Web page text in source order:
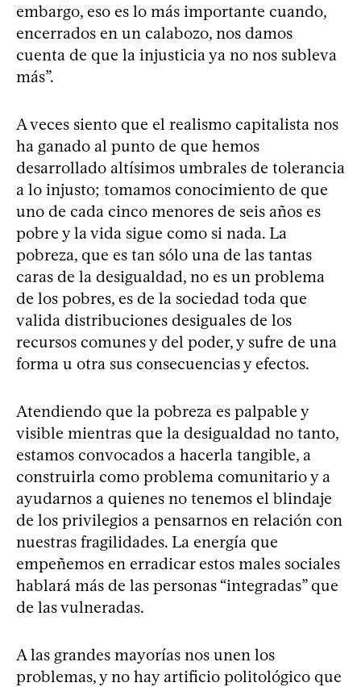
embargo, eso es lo más importante cuando,
encerrados en un calabozo, nos damos
cuenta de que la injusticia ya no nos subleva
más”.
A veces siento que el realismo capitalista nos
ha ganado al punto de que hemos
desarrollado altísimos umbrales de tolerancia
a lo injusto; tomamos conocimiento de que
uno de cada cinco menores de seis años es
pobre y la vida sigue como si nada. La
pobreza, que es tan sólo una de las tantas
caras de la desigualdad, no es un problema
de los pobres, es de la sociedad toda que
valida distribuciones desiguales de los
recursos comunes y del poder, y sufre de una
forma u otra sus consecuencias y efectos.
Atendiendo que la pobreza es palpable y
visible mientras que la desigualdad no tanto,
estamos convocados a hacerla tangible, a
construirla como problema comunitario y a
ayudarnos a quienes no tenemos el blindaje
de los privilegios a pensarnos en relación con
nuestras fragilidades. La energía que
empeñemos en erradicar estos males sociales
hablará más de las personas “integradas” que
de las vulneradas.
A las grandes mayorías nos unen los
problemas, y no hay artificio politológico que